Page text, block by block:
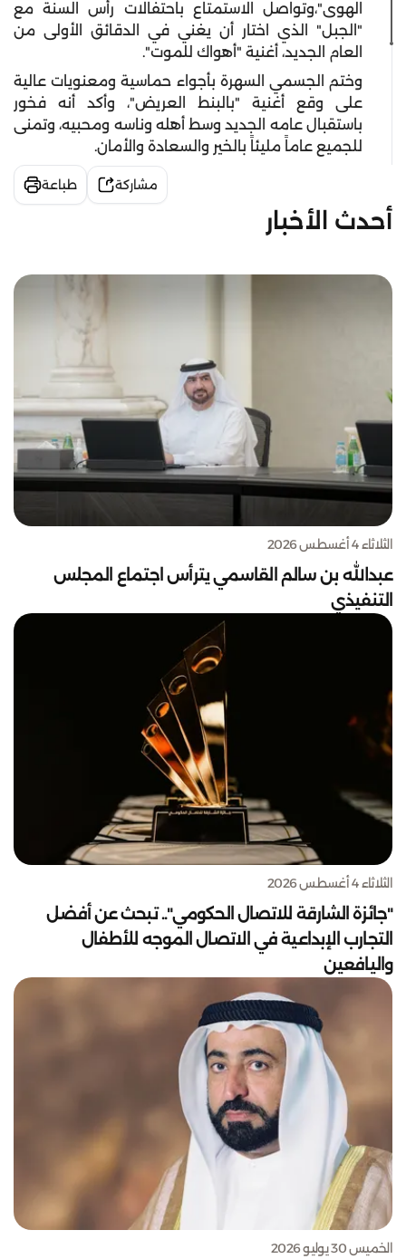
الهوى"،وتواصل الاستمتاع باحتفالات رأس السنة مع
"الجبل" الذي اختار أن يغني في الدقائق الأولى من
العام الجديد، أغنية "أهواك للموت".
وختم الجسمي السهرة بأجواء حماسية ومعنويات عالية
على وقع أغنية "بالبنط العريض"، وأكد أنه فخور
باستقبال عامه الجديد وسط أهله وناسه ومحبيه، وتمنى
للجميع عاماً مليئاً بالخير والسعادة والأمان.
مشاركة طباعة
أحدث الأخبار
الثلاثاء 4 أغسطس 2026
عبدالله بن سالم القاسمي يترأس اجتماع المجلس
التنفيذي
الثلاثاء 4 أغسطس 2026
"جائزة الشارقة للاتصال الحكومي".. تبحث عن أفضل
التجارب الإبداعية في الاتصال الموجه للأطفال
واليافعين
الخميس 30 يوليو 2026